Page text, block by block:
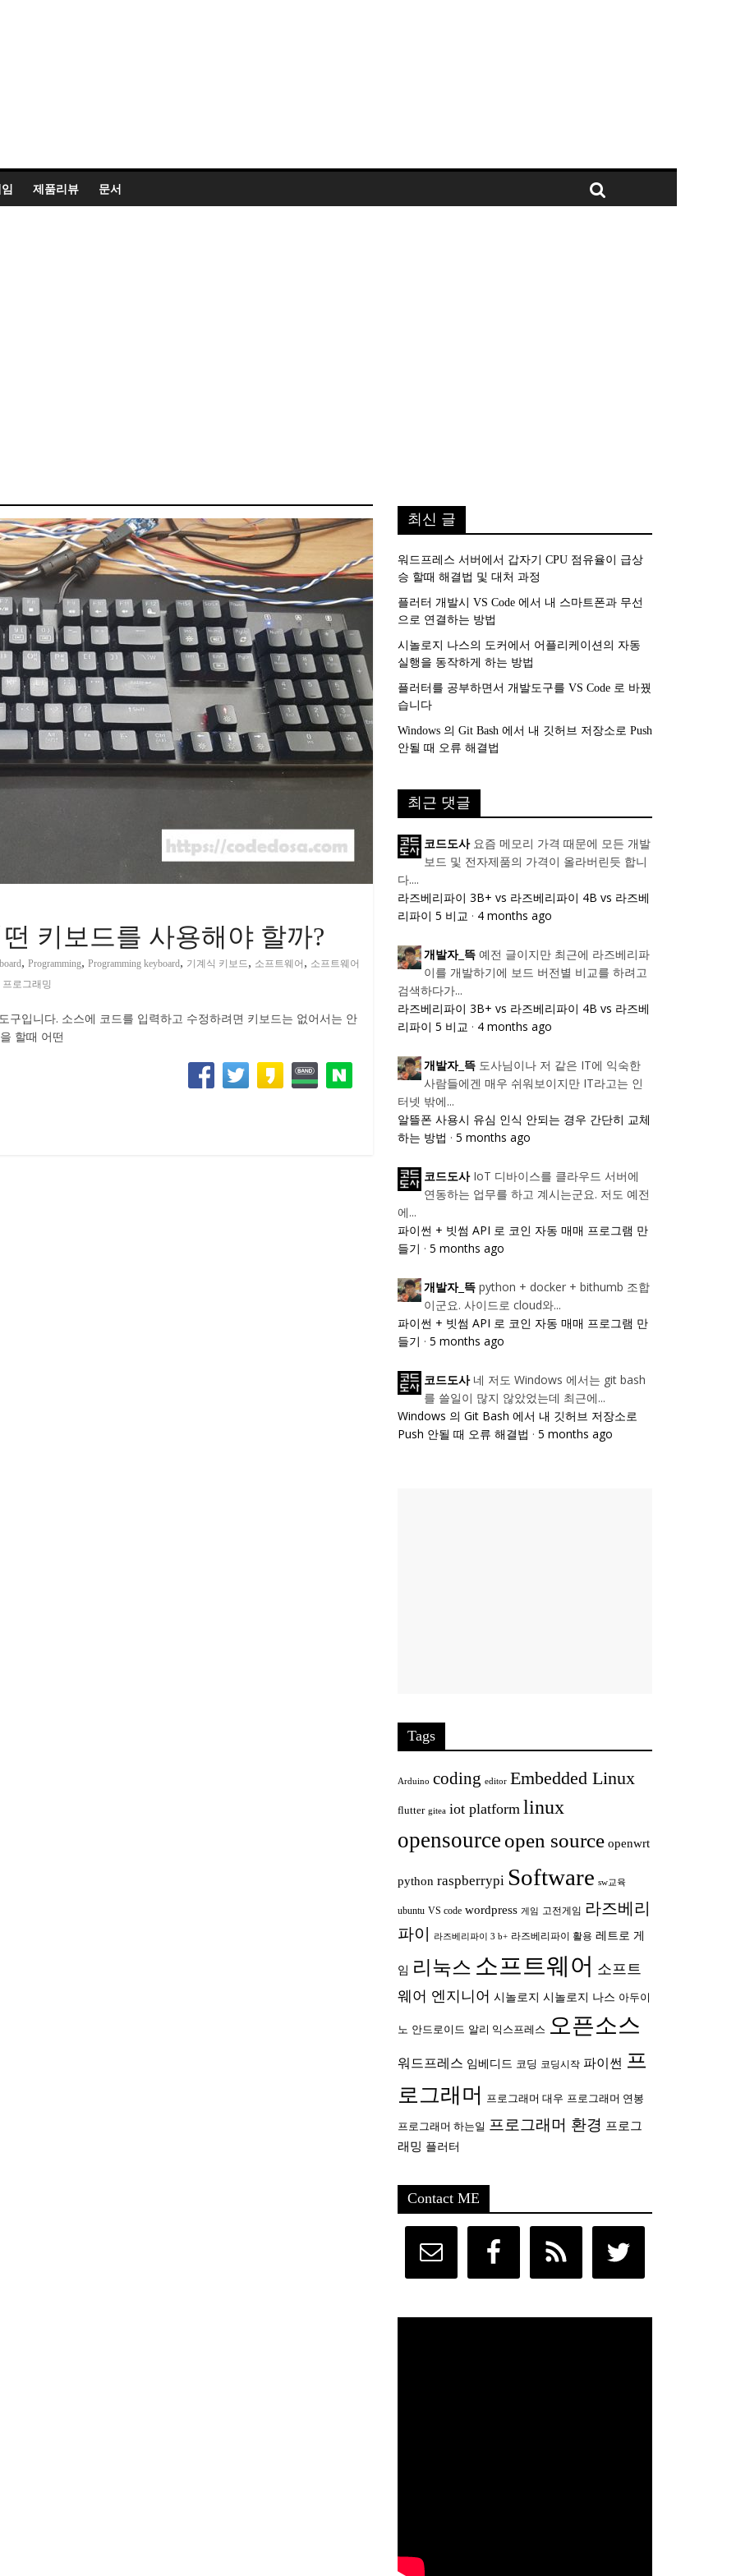
제품리뷰 문서
키보드를 사용해야 할까?
, Programming, Programming keyboard, 기계식 키보드, 소프트웨어 , 소프트웨어
프로그래밍
입니다. 소스에 코드를 입력하고 수정하려면 키보드는 없어서는 안
할때 어떤
최신 글
워드프레스 서버에서 갑자기 CPU 점유율이 급상
승 할때 해결법 및 대처 과정
플러터 개발시 VS Code 에서 내 스마트폰과 무선
으로 연결하는 방법
시놀로지 나스의 도커에서 어플리케이션의 자동
실행을 동작하게 하는 방법
플러터를 공부하면서 개발도구를 VS Code 로 바꿨
습니다
Windows 의 Git Bash 에서 내 깃허브 저장소로 Push
안될 때 오류 해결법
최근 댓글
코드도사 요즘 메모리 가격 때문에 모든 개발
보드 및 전자제품의 가격이 올라버린듯 합니
다....
라즈베리파이 3B+ vs 라즈베리파이 4B vs 라즈베
리파이 5 비교 · 4 months ago
개발자_뜩 예전 글이지만 최근에 라즈베리파
이를 개발하기에 보드 버전별 비교를 하려고
검색하다가...
라즈베리파이 3B+ vs 라즈베리파이 4B vs 라즈베
리파이 5 비교 · 4 months ago
개발자_뜩 도사님이나 저 같은 IT에 익숙한
사람들에겐 매우 쉬워보이지만 IT라고는 인
터넷 밖에...
알뜰폰 사용시 유심 인식 안되는 경우 간단히 교체
하는 방법 · 5 months ago
코드도사 IoT 디바이스를 클라우드 서버에
연동하는 업무를 하고 계시는군요. 저도 예전
에...
파이썬 + 빗썸 API 로 코인 자동 매매 프로그램 만
들기 · 5 months ago
개발자_뜩 python + docker + bithumb 조합
이군요. 사이드로 cloud와...
파이썬 + 빗썸 API 로 코인 자동 매매 프로그램 만
들기 · 5 months ago
코드도사 네 저도 Windows 에서는 git bash
를 쓸일이 많지 않았었는데 최근에...
Windows 의 Git Bash 에서 내 깃허브 저장소로
Push 안될 때 오류 해결법 · 5 months ago
Tags
Arduino coding editor Embedded Linux
flutter gitea iot platform linux
opensource open source openwrt
python raspberrypi Software sw교육
ubuntu VS code wordpress 게임 고전게임
라즈베리
파이
라즈베리파이 3 b+ 라즈베리파이 활용 레트로 게
임 리눅스 소프트웨어 소프트
웨어 엔지니어 시놀로지 시놀로지 나스 아두이
노 안드로이드 알리 익스프레스 오픈소스
워드프레스 임베디드 코딩 코딩시작 파이썬 프
로그래머
프로그래머 대우 프로그래머 연봉
프로그래머 하는일 프로그래머 환경 프로그
래밍 플러터
Contact ME